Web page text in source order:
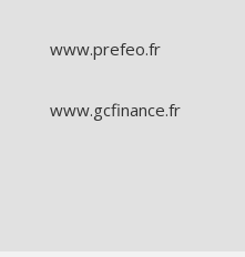
www.prefeo.fr
www.gcfinance.fr